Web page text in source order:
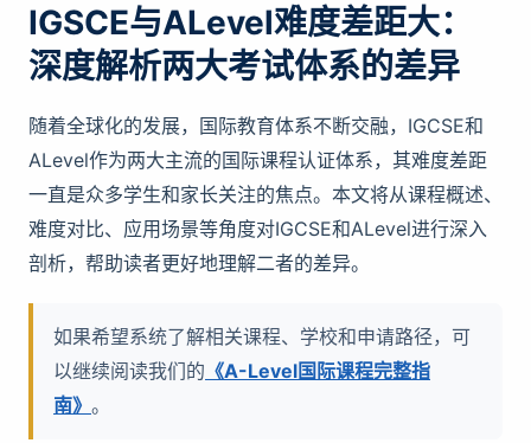
IGSCE与ALevel难度差距大：
深度解析两大考试体系的差异
随着全球化的发展，国际教育体系不断交融，IGCSE和
ALevel作为两大主流的国际课程认证体系，其难度差距
一直是众多学生和家长关注的焦点。本文将从课程概述、
难度对比、应用场景等角度对IGCSE和ALevel进行深入
剖析，帮助读者更好地理解二者的差异。
如果希望系统了解相关课程、学校和申请路径，可
以继续阅读我们的 《A-Level国际课程完整指
南》 。